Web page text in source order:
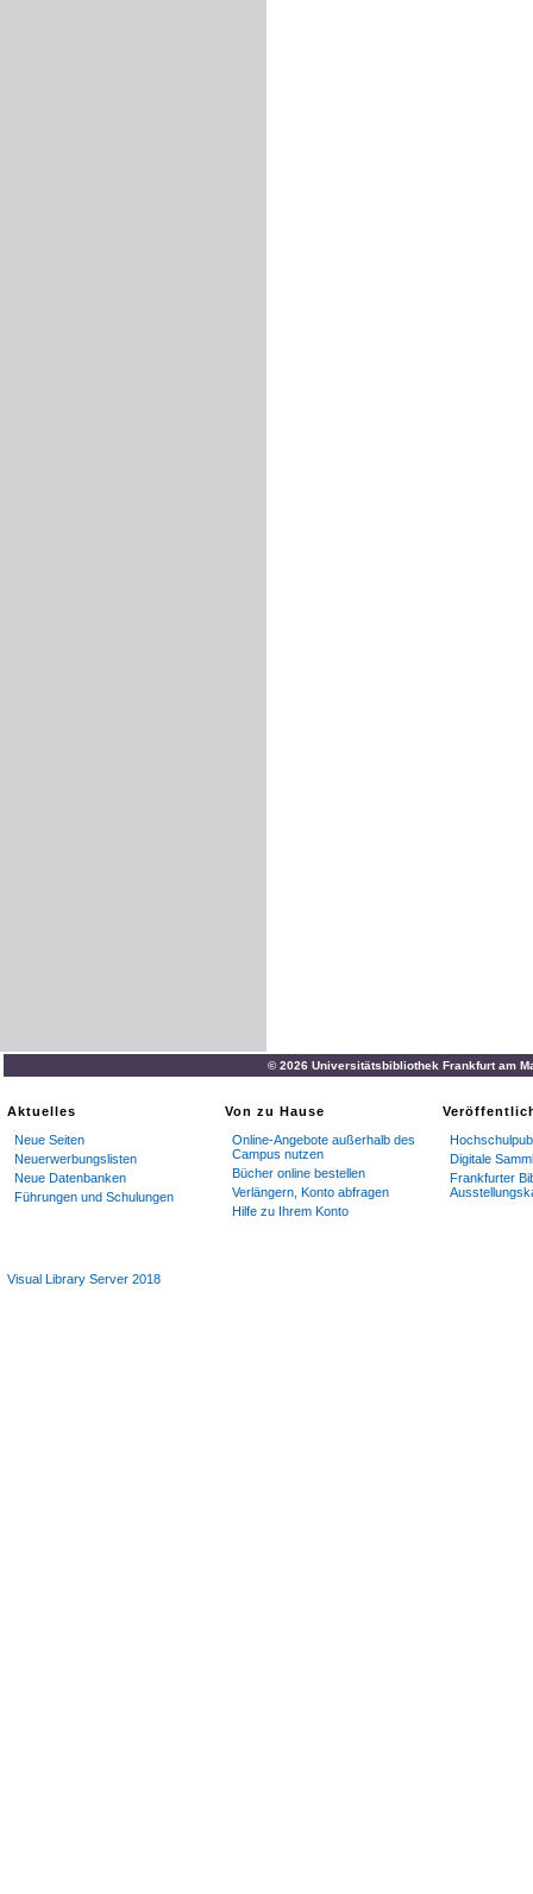
© 2026 Universitätsbibliothek Frankfurt am
Aktuelles
Neue Seiten
Neuerwerbungslisten
Neue Datenbanken
Führungen und Schulungen
Von zu Hause
Online-Angebote außerhalb des
Campus nutzen
Bücher online bestellen
Verlängern, Konto abfragen
Hilfe zu Ihrem Konto
Digitale
Frankfurter
Visual Library Server 2018